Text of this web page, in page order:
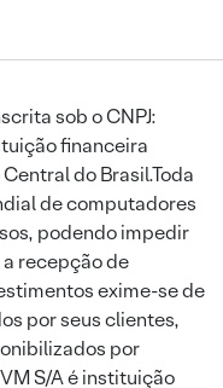
sob o CNPJ:
financeira
do Brasil.Toda
de computadores
podendo impedir
recepção de
exime-se de
por seus clientes,
por
S/A é instituição